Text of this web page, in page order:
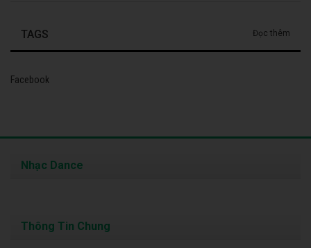
TAGS Đọc thêm
Facebook
Nhạc Dance
Thông Tin Chung